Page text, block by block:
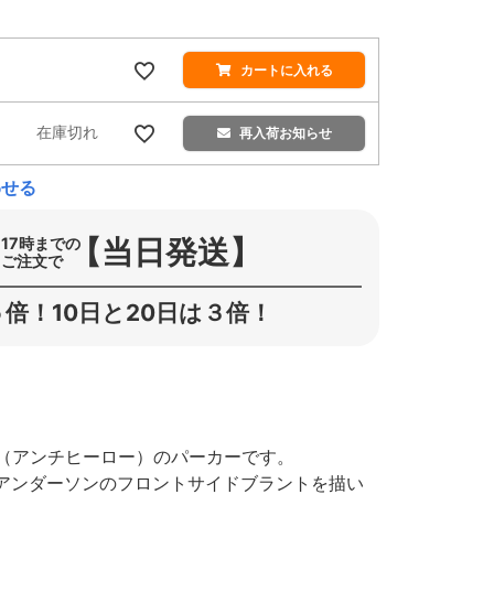
カートに入れる
在庫切れ 再入荷お知らせ
る
17時までの
ご注文で 【当日発送】
！10日と20日は３倍！
ンチヒーロー）のパーカーです。
ダーソンのフロントサイドブラントを描い